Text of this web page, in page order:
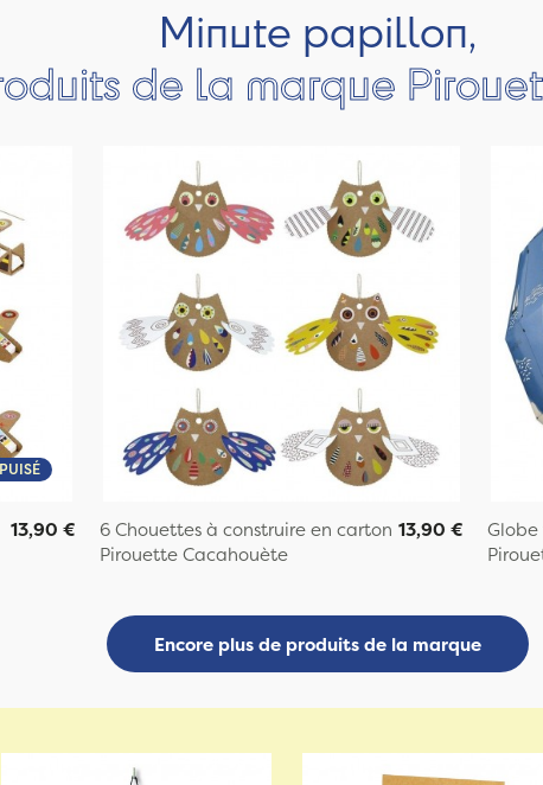
Minute papillon,
de la marque
13,90 €
6 Chouettes à construire en carton
Pirouette Cacahouète
13,90 €
Encore plus de produits de la marque